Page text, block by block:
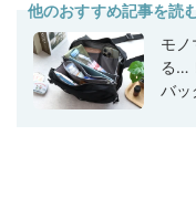
他のおすすめ記事を読
モ
る…
バッ